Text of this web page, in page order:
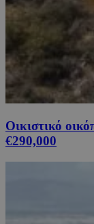
Οικιστικό
€290,000